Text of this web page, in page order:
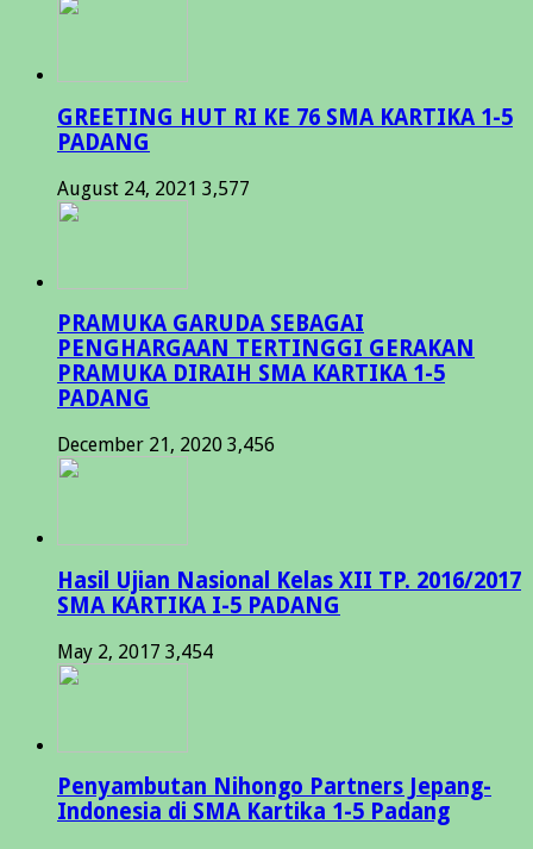
GREETING HUT RI KE 76 SMA KARTIKA 1-5
PADANG
August 24, 2021 3,577
PRAMUKA GARUDA SEBAGAI
PENGHARGAAN TERTINGGI GERAKAN
PRAMUKA DIRAIH SMA KARTIKA 1-5
PADANG
December 21, 2020 3,456
Hasil Ujian Nasional Kelas XII TP. 2016/2017
SMA KARTIKA I-5 PADANG
May 2, 2017 3,454
Penyambutan Nihongo Partners Jepang-
Indonesia di SMA Kartika 1-5 Padang